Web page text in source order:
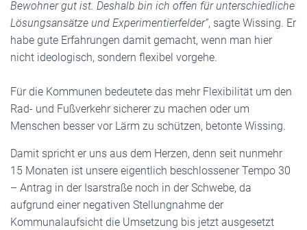
Bewohner gut ist. Deshalb bin ich offen für unterschiedliche
Lösungsansätze und Experimentierfelder”, sagte Wissing. Er
habe gute Erfahrungen damit gemacht, wenn man hier
nicht ideologisch, sondern flexibel vorgehe.
Für die Kommunen bedeutete das mehr Flexibilität um den
Rad- und Fußverkehr sicherer zu machen oder um
Menschen besser vor Lärm zu schützen, betonte Wissing.
Damit spricht er uns aus dem Herzen, denn seit nunmehr
15 Monaten ist unsere eigentlich beschlossener Tempo 30
– Antrag in der Isarstraße noch in der Schwebe, da
aufgrund einer negativen Stellungnahme der
Kommunalaufsicht die Umsetzung bis jetzt ausgesetzt